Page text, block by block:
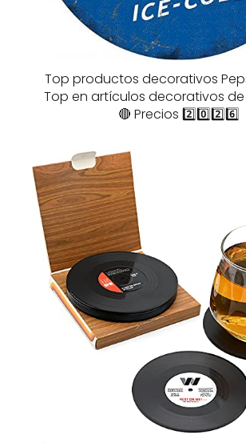
Top productos decorativos
Top en artículos decorativos
🔴 Precios 2️⃣0️⃣2️⃣6️⃣